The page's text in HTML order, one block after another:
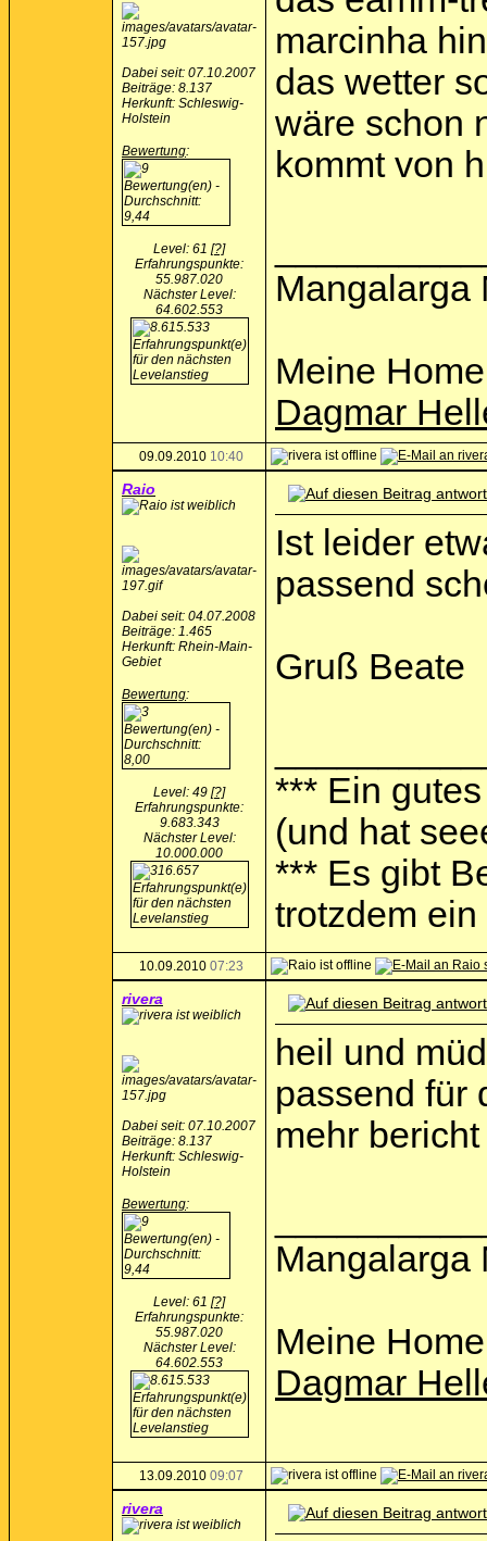
Dabei seit: 07.10.2007
Beiträge: 8.137
Herkunft: Schleswig-
Holstein
Bewertung:
Level: 61 [?]
Erfahrungspunkte:
55.987.020
Nächster Level:
64.602.553
marcinha
das wetter
wäre schon
kommt von
Mangalarga
Meine
Dagmar
09.09.2010 10:40
Raio
Dabei seit: 04.07.2008
Beiträge: 1.465
Herkunft: Rhein-Main-
Gebiet
Bewertung:
Level: 49 [?]
Erfahrungspunkte:
9.683.343
Nächster Level:
10.000.000
Ist leider
passend
Gruß Beate
*** Ein
(und hat
*** Es gibt
trotzdem
10.09.2010 07:23
rivera
Dabei seit: 07.10.2007
Beiträge: 8.137
Herkunft: Schleswig-
Holstein
Bewertung:
Level: 61 [?]
Erfahrungspunkte:
55.987.020
Nächster Level:
64.602.553
heil und
passend für
mehr
Mangalarga
Meine
Dagmar
13.09.2010 09:07
rivera